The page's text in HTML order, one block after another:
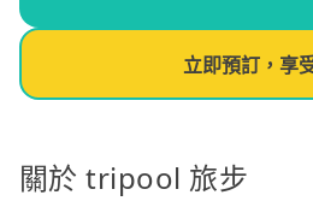
立即預訂，享
關於 tripool 旅步